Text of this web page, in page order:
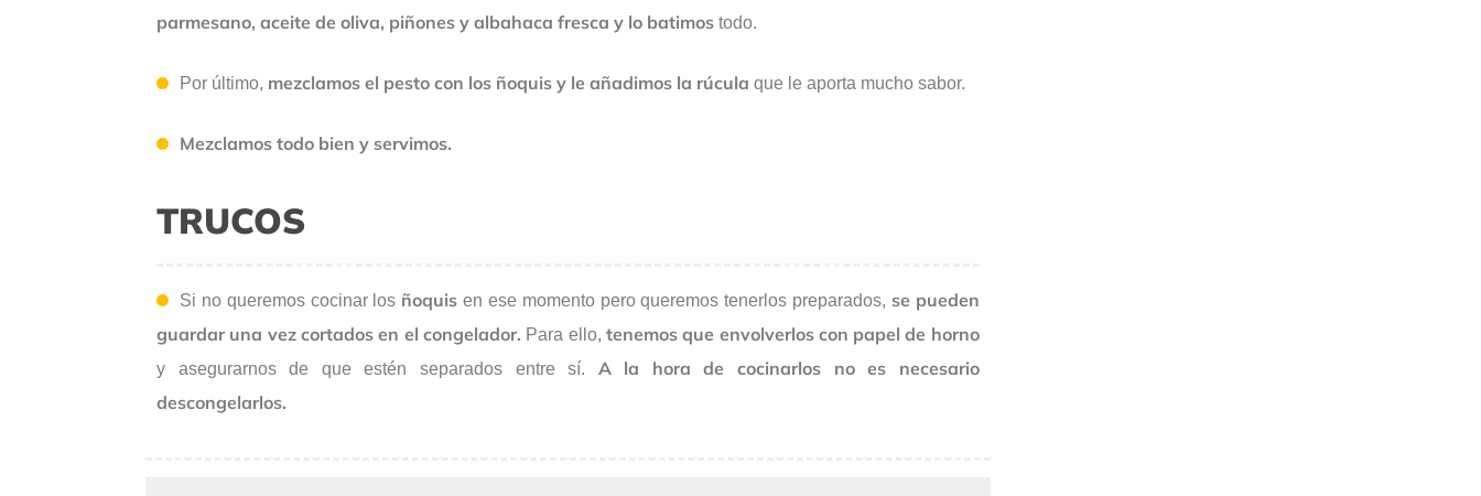
parmesano, aceite de oliva, piñones y albahaca fresca y lo batimos todo.
Por último, mezclamos el pesto con los ñoquis y le añadimos la rúcula que le aporta mucho sabor.
Mezclamos todo bien y servimos.
TRUCOS
Si no queremos cocinar los ñoquis en ese momento pero queremos tenerlos preparados, se pueden
guardar una vez cortados en el congelador. Para ello, tenemos que envolverlos con papel de horno
y asegurarnos de que estén separados entre sí.
A la hora de cocinarlos no es necesario
descongelarlos.